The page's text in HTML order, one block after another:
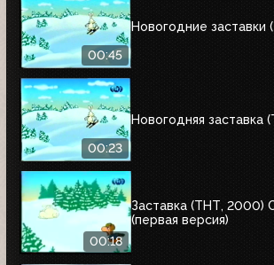
00:45
Новогодние заставки
00:23
Новогодняя заставка
00:18
Заставка (ТНТ, 2000)
(первая версия)